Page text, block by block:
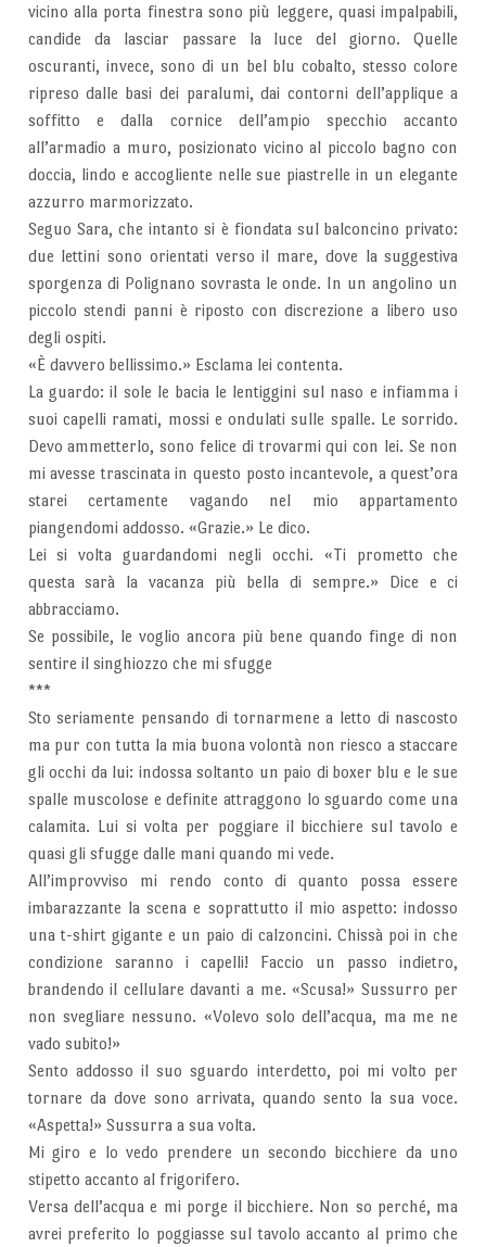
vicino alla porta finestra sono più leggere, quasi impalpabili,
candide da lasciar passare la luce del giorno. Quelle
oscuranti, invece, sono di un bel blu cobalto, stesso colore
ripreso dalle basi dei paralumi, dai contorni dell’applique a
soffitto e dalla cornice dell’ampio specchio accanto
all’armadio a muro, posizionato vicino al piccolo bagno con
doccia, lindo e accogliente nelle sue piastrelle in un elegante
azzurro marmorizzato.
Seguo Sara, che intanto si è fiondata sul balconcino privato:
due lettini sono orientati verso il mare, dove la suggestiva
sporgenza di Polignano sovrasta le onde. In un angolino un
piccolo stendi panni è riposto con discrezione a libero uso
degli ospiti.
«È davvero bellissimo.» Esclama lei contenta.
La guardo: il sole le bacia le lentiggini sul naso e infiamma i
suoi capelli ramati, mossi e ondulati sulle spalle. Le sorrido.
Devo ammetterlo, sono felice di trovarmi qui con lei. Se non
mi avesse trascinata in questo posto incantevole, a quest’ora
starei certamente vagando nel mio appartamento
piangendomi addosso. «Grazie.» Le dico.
Lei si volta guardandomi negli occhi. «Ti prometto che
questa sarà la vacanza più bella di sempre.» Dice e ci
abbracciamo.
Se possibile, le voglio ancora più bene quando finge di non
sentire il singhiozzo che mi sfugge
***
Sto seriamente pensando di tornarmene a letto di nascosto
ma pur con tutta la mia buona volontà non riesco a staccare
gli occhi da lui: indossa soltanto un paio di boxer blu e le sue
spalle muscolose e definite attraggono lo sguardo come una
calamita. Lui si volta per poggiare il bicchiere sul tavolo e
quasi gli sfugge dalle mani quando mi vede.
All’improvviso mi rendo conto di quanto possa essere
imbarazzante la scena e soprattutto il mio aspetto: indosso
una t-shirt gigante e un paio di calzoncini. Chissà poi in che
condizione saranno i capelli! Faccio un passo indietro,
brandendo il cellulare davanti a me. «Scusa!» Sussurro per
non svegliare nessuno. «Volevo solo dell’acqua, ma me ne
vado subito!»
Sento addosso il suo sguardo interdetto, poi mi volto per
tornare da dove sono arrivata, quando sento la sua voce.
«Aspetta!» Sussurra a sua volta.
Mi giro e lo vedo prendere un secondo bicchiere da uno
stipetto accanto al frigorifero.
Versa dell’acqua e mi porge il bicchiere. Non so perché, ma
avrei preferito lo poggiasse sul tavolo accanto al primo che